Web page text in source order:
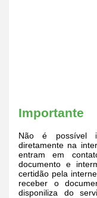
Importante
Não é possível
diretamente na
entram em
documento e
certidão pela
receber o
disponiliza do